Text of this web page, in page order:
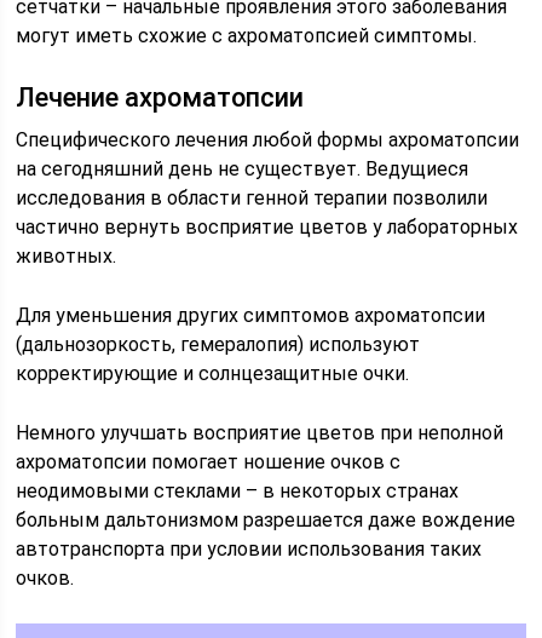
сетчатки – начальные проявления этого заболевания
могут иметь схожие с ахроматопсией симптомы.
Лечение ахроматопсии
Специфического лечения любой формы ахроматопсии
на сегодняшний день не существует. Ведущиеся
исследования в области генной терапии позволили
частично вернуть восприятие цветов у лабораторных
животных.
Для уменьшения других симптомов ахроматопсии
(дальнозоркость, гемералопия) используют
корректирующие и солнцезащитные очки.
Немного улучшать восприятие цветов при неполной
ахроматопсии помогает ношение очков с
неодимовыми стеклами – в некоторых странах
больным дальтонизмом разрешается даже вождение
автотранспорта при условии использования таких
очков.